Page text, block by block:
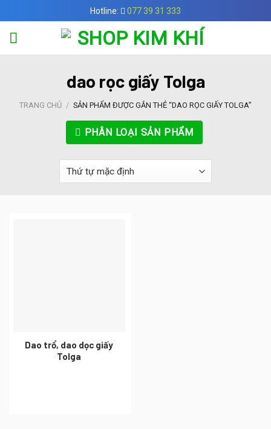
to
content
Hotline: 077 39 31 333
dao rọc giấy Tolga
TRANG CHỦ / SẢN PHẨM ĐƯỢC GẮN THẺ “DAO RỌC GIẤY TOLGA”
PHÂN LOẠI SẢN PHẨM
Dao trổ, dao dọc giấy
Tolga